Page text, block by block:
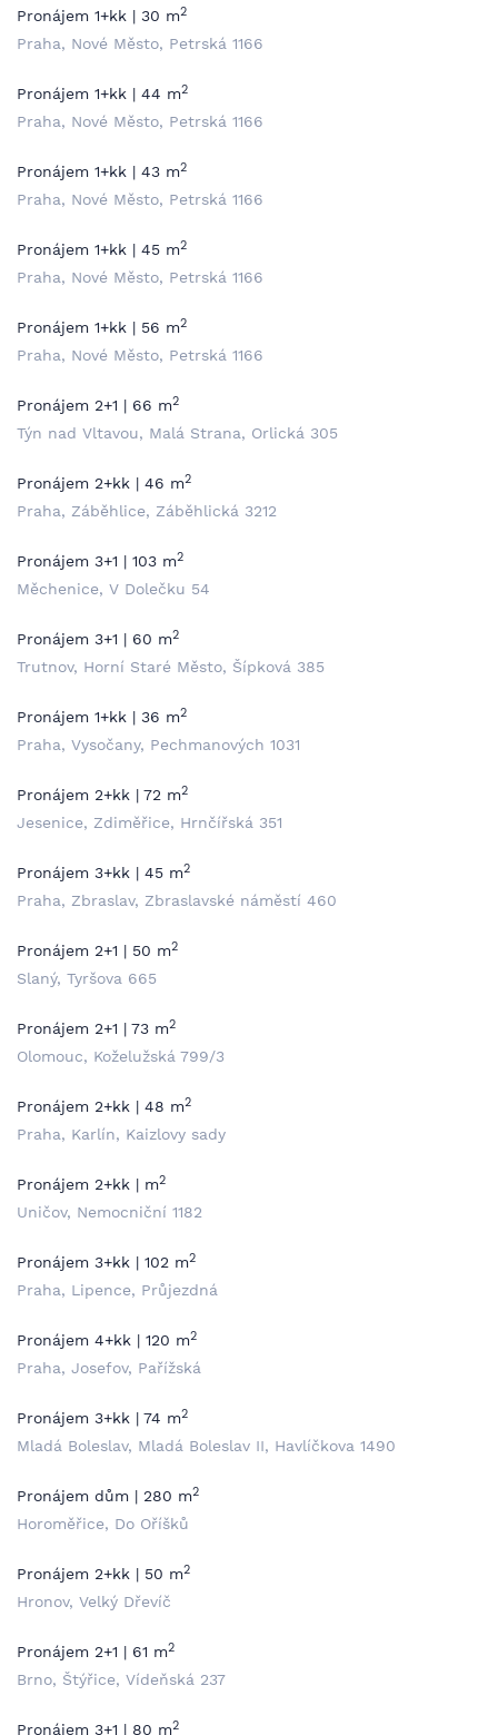
Pronájem 1+kk | 30 m2
Praha, Nové Město, Petrská 1166
Pronájem 1+kk | 44 m2
Praha, Nové Město, Petrská 1166
Pronájem 1+kk | 43 m2
Praha, Nové Město, Petrská 1166
Pronájem 1+kk | 45 m2
Praha, Nové Město, Petrská 1166
Pronájem 1+kk | 56 m2
Praha, Nové Město, Petrská 1166
Pronájem 2+1 | 66 m2
Týn nad Vltavou, Malá Strana, Orlická 305
Pronájem 2+kk | 46 m2
Praha, Záběhlice, Záběhlická 3212
Pronájem 3+1 | 103 m2
Měchenice, V Dolečku 54
Pronájem 3+1 | 60 m2
Trutnov, Horní Staré Město, Šípková 385
Pronájem 1+kk | 36 m2
Praha, Vysočany, Pechmanových 1031
Pronájem 2+kk | 72 m2
Jesenice, Zdiměřice, Hrnčířská 351
Pronájem 3+kk | 45 m2
Praha, Zbraslav, Zbraslavské náměstí 460
Pronájem 2+1 | 50 m2
Slaný, Tyršova 665
Pronájem 2+1 | 73 m2
Olomouc, Koželužská 799/3
Pronájem 2+kk | 48 m2
Praha, Karlín, Kaizlovy sady
Pronájem 2+kk | m2
Uničov, Nemocniční 1182
Pronájem 3+kk | 102 m2
Praha, Lipence, Průjezdná
Pronájem 4+kk | 120 m2
Praha, Josefov, Pařížská
Pronájem 3+kk | 74 m2
Mladá Boleslav, Mladá Boleslav II, Havlíčkova 1490
Pronájem dům | 280 m2
Horoměřice, Do Oříšků
Pronájem 2+kk | 50 m2
Hronov, Velký Dřevíč
Pronájem 2+1 | 61 m2
Brno, Štýřice, Vídeňská 237
Pronájem 3+1 | 80 m2